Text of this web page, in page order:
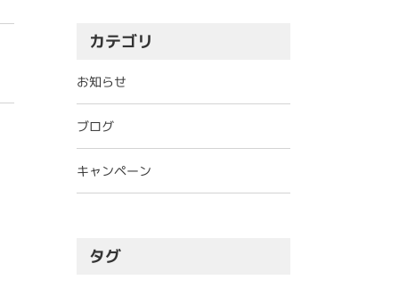
カテゴリ
お知らせ
ブログ
キャンペーン
タグ